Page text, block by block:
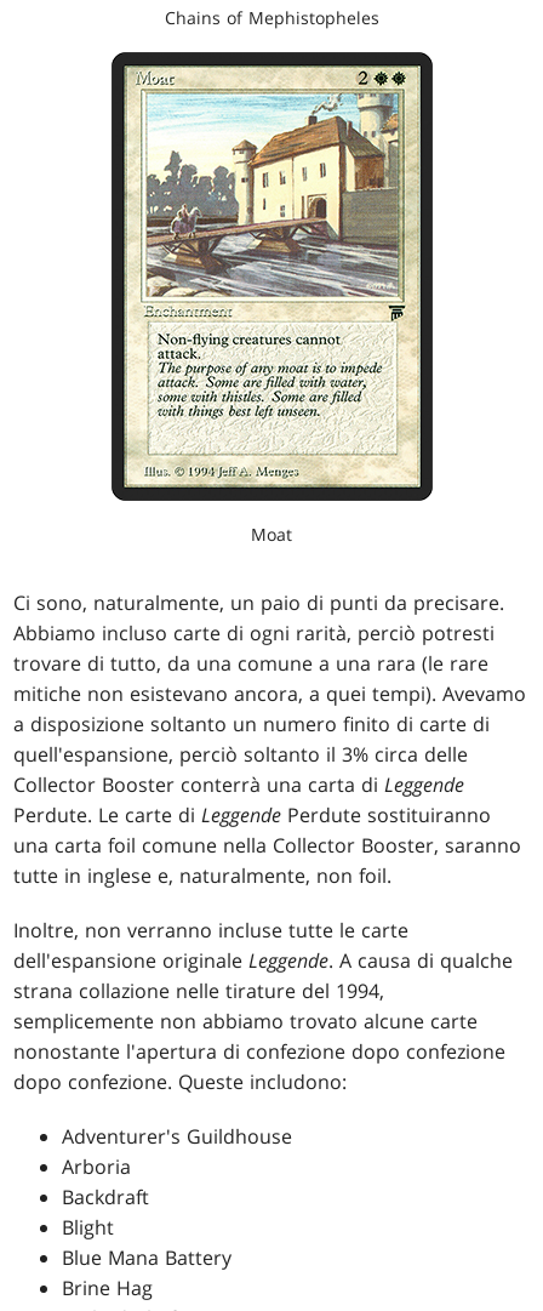
Chains of Mephistopheles
Moat
Ci sono, naturalmente, un paio di punti da precisare.
Abbiamo incluso carte di ogni rarità, perciò potresti
trovare di tutto, da una comune a una rara (le rare
mitiche non esistevano ancora, a quei tempi). Avevamo
a disposizione soltanto un numero finito di carte di
quell'espansione, perciò soltanto il 3% circa delle
Collector Booster conterrà una carta diLeggende
Perdute. Le carte diLeggende Perdute sostituiranno
una carta foil comune nella Collector Booster, saranno
tutte in inglese e, naturalmente, non foil.
Inoltre, non verranno incluse tutte le carte
dell'espansione originaleLeggende. A causa di qualche
strana collazione nelle tirature del 1994,
semplicemente non abbiamo trovato alcune carte
nonostante l'apertura di confezione dopo confezione
dopo confezione. Queste includono:
Adventurer's Guildhouse
Arboria
Backdraft
Blight
Blue Mana Battery
Brine Hag